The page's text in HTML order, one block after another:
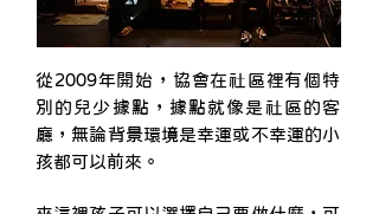
從2009年開始，協會在社區裡有個特
別的兒少據點，據點就像是社區的客
廳，無論背景環境是幸運或不幸運的小
孩都可以前來。